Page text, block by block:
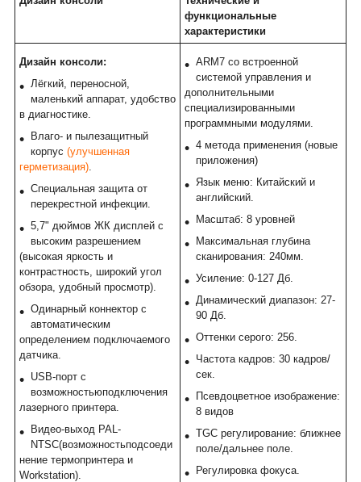
функциональные
характеристики
Дизайн консоли:
Лёгкий, переносной,
маленький аппарат, удобство
в диагностике.
Влаго- и пылезащитный
корпус (улучшенная
герметизация)
Специальная защита от
перекрестной инфекции.
5,7" дюймов ЖК дисплей с
высоким разрешением
(высокая яркость и
контрастность, широкий угол
обзора, удобный просмотр).
Одинарный коннектор с
автоматическим
определением подключаемого
датчика.
USB-порт с
возможностьюподключения
лазерного принтера.
Видео-выход PAL-
NTSC(возможностьподсоеди
нение термопринтера и
Workstation).
ARM7 со встроенной
системой управления и
дополнительными
специализированными
программными модулями.
4 метода применения (новые
приложения)
Язык меню: Китайский и
английский.
Масштаб: 8 уровней
Максимальная глубина
сканирования: 240мм.
Усиление: 0-127 Дб.
Динамический диапазон: 27-
90 Дб.
Оттенки серого: 256.
Частота кадров: 30 кадров/
сек.
Псевдоцветное изображение:
8 видов
TGC регулирование: ближнее
поле/дальнее поле.
Регулировка фокуса.